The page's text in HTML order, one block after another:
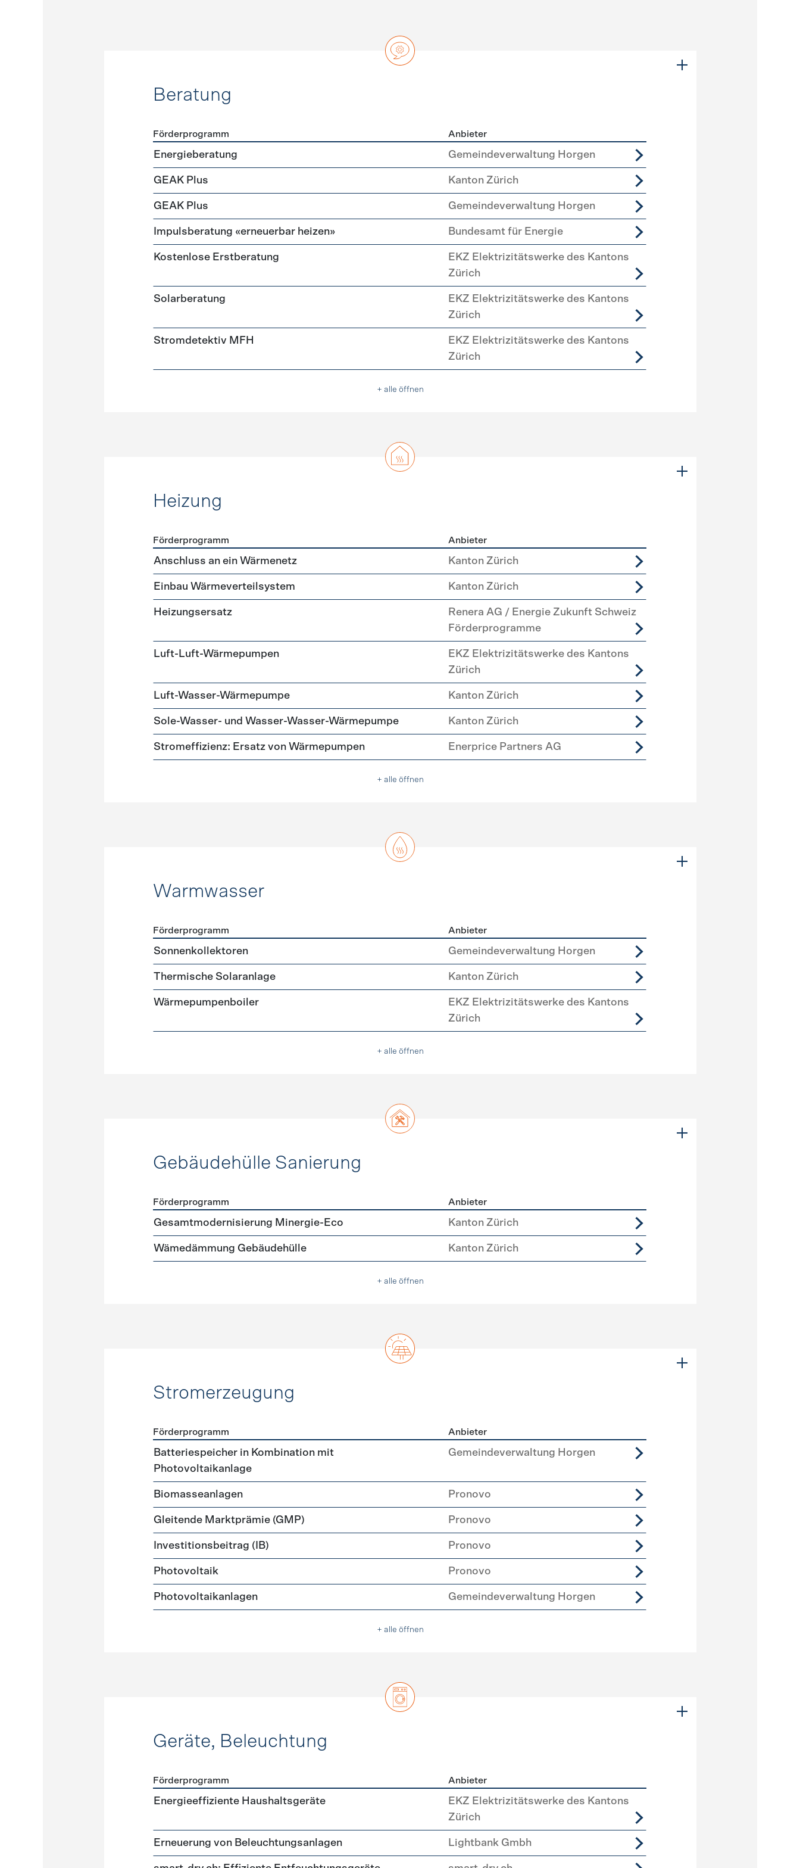
Beratung
Förderprogramme
Förderprogramm Anbieter
Energieberatung Gemeindeverwaltung Horgen
GEAK Plus Kanton Zürich
GEAK Plus Gemeindeverwaltung Horgen
Impulsberatung «erneuerbar heizen» Bundesamt für Energie
Kostenlose Erstberatung
EKZ Elektrizitätswerke des Kantons
Zürich
Solarberatung
EKZ Elektrizitätswerke des Kantons
Zürich
Stromdetektiv MFH
EKZ Elektrizitätswerke des Kantons
Zürich
+ alle öffnen
Heizung
Förderprogramme Heizung
Förderprogramm Anbieter
Anschluss an ein Wärmenetz Kanton Zürich
Einbau Wärmeverteilsystem Kanton Zürich
Heizungsersatz
Renera AG / Energie Zukunft Schweiz
Förderprogramme
Luft-Luft-Wärmepumpen
EKZ Elektrizitätswerke des Kantons
Zürich
Luft-Wasser-Wärmepumpe Kanton Zürich
Sole-Wasser- und Wasser-Wasser-Wärmepumpe Kanton Zürich
Stromeffizienz: Ersatz von Wärmepumpen Enerprice Partners AG
+ alle öffnen
Warmwasser
Förderprogramme
Förderprogramm Anbieter
Sonnenkollektoren Gemeindeverwaltung Horgen
Thermische Solaranlage Kanton Zürich
Wärmepumpenboiler
EKZ Elektrizitätswerke des Kantons
Zürich
+ alle öffnen
Gebäudehülle Sanierung
Förderprogramme Gebäudehülle Sanierung
Förderprogramm Anbieter
Gesamtmodernisierung Minergie-Eco Kanton Zürich
Wämedämmung Gebäudehülle Kanton Zürich
+ alle öffnen
Stromerzeugung
Förderprogramme Stromerzeugung
Förderprogramm Anbieter
Batteriespeicher in Kombination mit
Photovoltaikanlage
Gemeindeverwaltung Horgen
Biomasseanlagen Pronovo
Gleitende Marktprämie (GMP) Pronovo
Investitionsbeitrag (IB) Pronovo
Photovoltaik Pronovo
Photovoltaikanlagen Gemeindeverwaltung Horgen
+ alle öffnen
Geräte, Beleuchtung
Förderprogramme Geräte, Beleuchtung
Förderprogramm Anbieter
Energieeffiziente Haushaltsgeräte
EKZ Elektrizitätswerke des Kantons
Zürich
Erneuerung von Beleuchtungsanlagen Lightbank Gmbh